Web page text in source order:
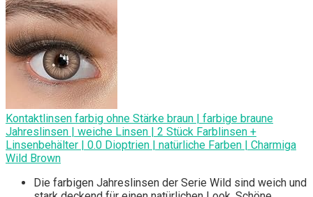
Kontaktlinsen farbig ohne Stärke braun | farbige braune
Jahreslinsen | weiche Linsen | 2 Stück Farblinsen +
Linsenbehälter | 0.0 Dioptrien | natürliche Farben | Charmiga
Wild Brown
Die farbigen Jahreslinsen der Serie Wild sind weich und